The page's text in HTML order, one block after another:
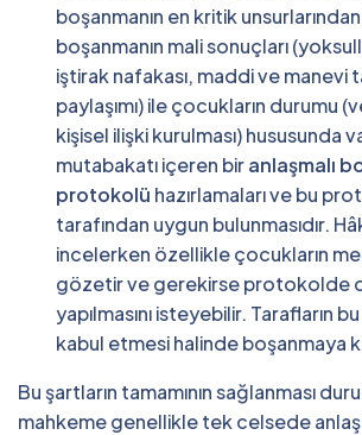
boşanmanın en kritik
boşanmanın mali sonuçları
iştirak nafakası, maddi ve manevi
paylaşımı) ile çocukların durumu
kişisel ilişki kurulması) hususunda
mutabakatı içeren biranlaşmalı
protokolü hazırlamaları ve bu
tarafından uygun bulunmasıdır.
incelerken özellikle çocukların
gözetir ve gerekirse protokolde
yapılmasını isteyebilir. Tarafların
kabul etmesi halinde boşanmaya
Bu şartların tamamının sağlanması
mahkeme genellikle tek celsede